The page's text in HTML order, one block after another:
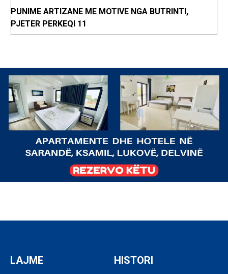
PUNIME ARTIZANE ME MOTIVE NGA BUTRINTI,
PJETER PERKEQI 11
LAJME HISTORI